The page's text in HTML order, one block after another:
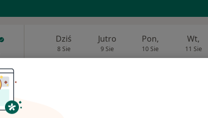
Dziś
8 Sie
Jutro
9 Sie
Pon,
10 Sie
Wt,
11 Sie